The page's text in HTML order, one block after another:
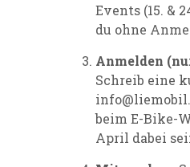
Events (15. &
du ohne
Anmelden
Schreib eine
beim E-Bike-
April dabei